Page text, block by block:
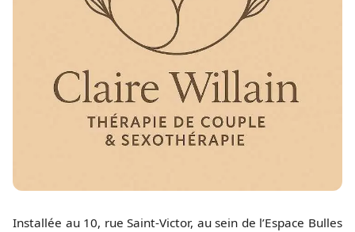
Installée au 10, rue Saint-Victor, au sein de l’Espace Bulles